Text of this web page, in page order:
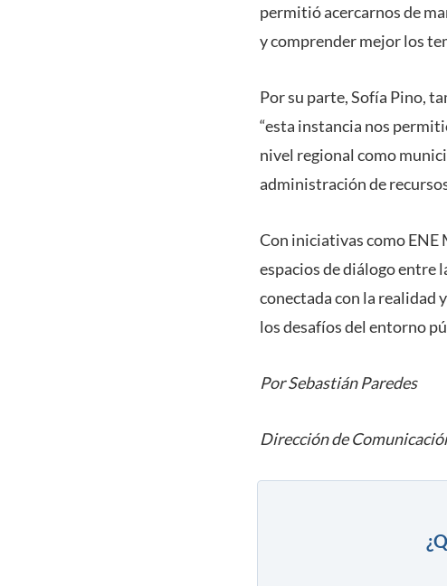
permitió acercarnos de
y comprender mejor los
Por su parte, Sofía Pino,
“esta instancia nos
nivel regional como
administración de
Con iniciativas como ENE
espacios de diálogo entre
conectada con la realidad
los desafíos del entorno
Por Sebastián Paredes
Dirección de